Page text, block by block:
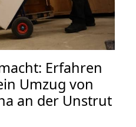
Erfahren
Umzug von
an der Unstrut